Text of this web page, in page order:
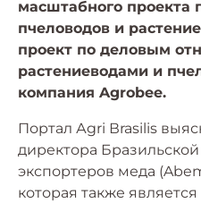
масштабного проекта
пчеловодов и
проект по деловым
растениеводами и
компания Agrobee.
Портал Аgri Вrasilis
директора
экспортеров меда
которая также